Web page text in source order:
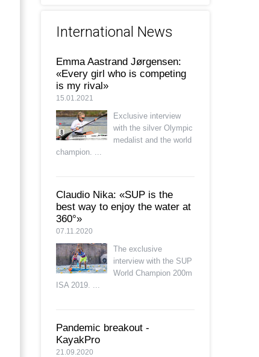
International News
Emma Aastrand Jørgensen:
«Every girl who is competing
is my rival»
15.01.2021
Exclusive interview
with the silver Olympic
medalist and the world
champion. ...
Claudio Nika: «SUP is the
best way to enjoy the water at
360°»
07.11.2020
The exclusive
interview with the SUP
World Champion 200m
ISA 2019. ...
Pandemic breakout -
KayakPro
21.09.2020